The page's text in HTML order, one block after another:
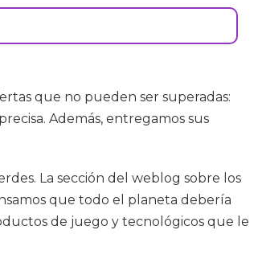
que no pueden ser superadas:
Además, entregamos sus
La sección del weblog sobre los
que todo el planeta debería
de juego y tecnológicos que le